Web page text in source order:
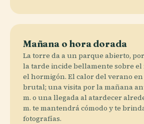
Mañana o hora dorada
La torre da a un parque abierto,
la tarde incide bellamente sobre
el hormigón. El calor del verano en
brutal; una visita por la mañana
m. o una llegada al atardecer
m. te mantendrá cómodo y te
fotografías.